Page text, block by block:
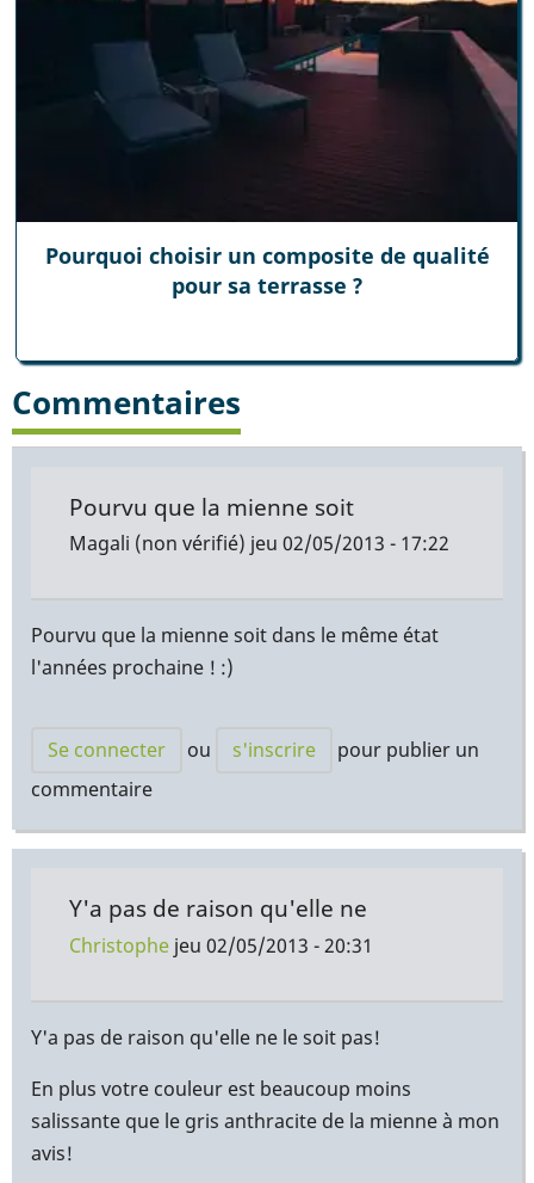
Pourquoi choisir un composite de qualité
pour sa terrasse ?
Commentaires
Pourvu que la mienne soit
Magali (non vérifié) jeu 02/05/2013 - 17:22
Pourvu que la mienne soit dans le même état
l'années prochaine ! :)
Se connecter ou s'inscrire
pour publier un
commentaire
Y'a pas de raison qu'elle ne
Christophe jeu 02/05/2013 - 20:31
réponse
Pourvu
que
la
Y'a pas de raison qu'elle ne le soit pas!
En plus votre couleur est beaucoup moins
salissante que le gris anthracite de la mienne à mon
avis!